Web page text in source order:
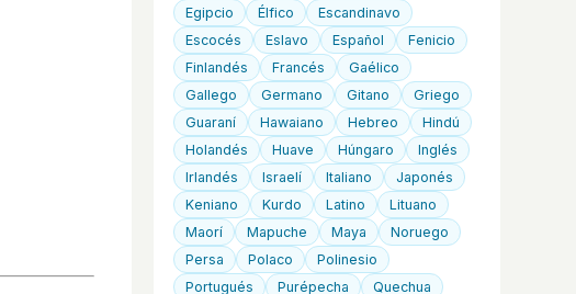
Egipcio
Élfico
Escandinavo
Escocés
Eslavo Español
Fenicio
Finlandés
Francés
Gaélico
Gallego
Germano Gitano
Griego
Guaraní
Hawaiano Hebreo
Hindú
Holandés
Huave Húngaro
Inglés
Irlandés
Israelí Italiano
Japonés
Keniano
Kurdo Latino
Lituano
Maorí
Mapuche Maya
Noruego
Persa
Polaco
Polinesio
Portugués
Purépecha
Quechua